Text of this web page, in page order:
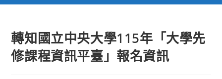
轉知國立中央大學115年「大學先
修課程資訊平臺」報名資訊